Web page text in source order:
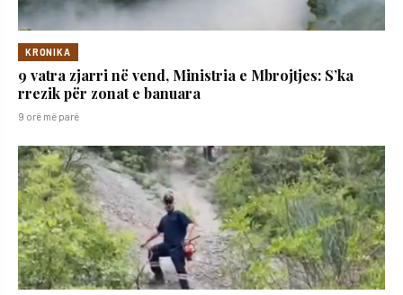
KRONIKA
9 vatra zjarri në vend, Ministria e Mbrojtjes: S’ka
rrezik për zonat e banuara
9 orë më parë